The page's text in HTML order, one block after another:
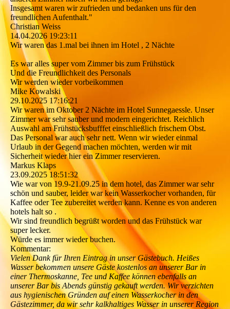
Insgesamt waren wir zufrieden und bedanken uns für den
freundlichen Aufenthalt."
Christian Weiss
14.04.2026 19:23:11
Wir waren das 1.mal bei ihnen im Hotel , 2 Nächte
Es war alles super vom Zimmer bis zum Frühstück
Und die Freundlichkeit des Personals
Wir werden wieder vorbeikommen
Mike Kowalski
29.10.2025 17:16:21
Wir waren im Oktober 2 Nächte im Hotel Sunnegaessle. Unser
Zimmer war sehr sauber und modern eingerichtet. Reichlich
Auswahl am Frühstücksbufffet einschließlich frischem Obst.
Das Personal war auch sehr nett. Wenn wir wieder einmal
Urlaub in der Gegend machen möchten, werden wir mit
Sicherheit wieder hier ein Zimmer reservieren.
Markus Klaps
23.09.2025 18:51:32
Wie war von 19.9-21.09.25 in dem hotel, das Zimmer war sehr
schön und sauber, leider war kein Wasserkocher vorhanden, für
Kaffee oder Tee zubereitet werden kann. Kenne es von anderen
hotels halt so .
Wir sind freundlich begrüßt worden und das Frühstück war
super lecker.
Würde es immer wieder buchen.
Kommentar:
Vielen Dank für Ihren Eintrag in unser Gästebuch. Heißes
Wasser bekommen unsere Gäste kostenlos an unserer Bar in
einer Thermoskanne, Tee und Kaffee können ebenfalls an
unserer Bar bis Abends günstig gekauft werden. Wir verzichten
aus hygienischen Gründen auf einen Wasserkocher in den
Gästezimmer, da wir sehr kalkhaltiges Wasser in unserer Region